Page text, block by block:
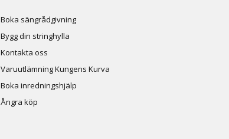
Boka sängrådgivning
Bygg din stringhylla
Kontakta oss
Varuutlämning Kungens Kurva
Boka inredningshjälp
Ångra köp